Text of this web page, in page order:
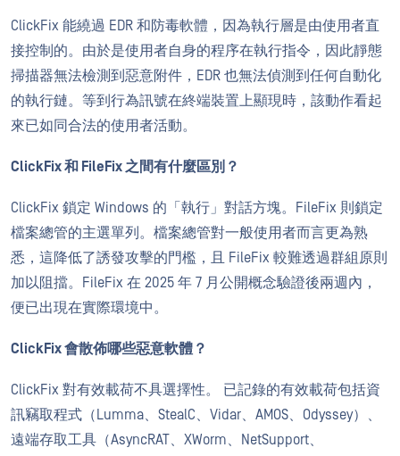
ClickFix 能繞過 EDR 和防毒軟體，因為執行層是由使用者直
接控制的。由於是使用者自身的程序在執行指令，因此靜態
掃描器無法檢測到惡意附件，EDR 也無法偵測到任何自動化
的執行鏈。等到行為訊號在終端裝置上顯現時，該動作看起
來已如同合法的使用者活動。
ClickFix 和 FileFix 之間有什麼區別？
ClickFix 鎖定 Windows 的「執行」對話方塊。FileFix 則鎖定
檔案總管的主選單列。檔案總管對一般使用者而言更為熟
悉，這降低了誘發攻擊的門檻，且 FileFix 較難透過群組原則
加以阻擋。FileFix 在 2025 年 7 月公開概念驗證後兩週內，
便已出現在實際環境中。
ClickFix 會散佈哪些惡意軟體？
ClickFix 對有效載荷不具選擇性。 已記錄的有效載荷包括資
訊竊取程式（Lumma、StealC、Vidar、AMOS、Odyssey）、
遠端存取工具（AsyncRAT、XWorm、NetSupport、